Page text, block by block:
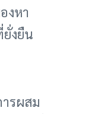
งหา
งยืน
ารผสม